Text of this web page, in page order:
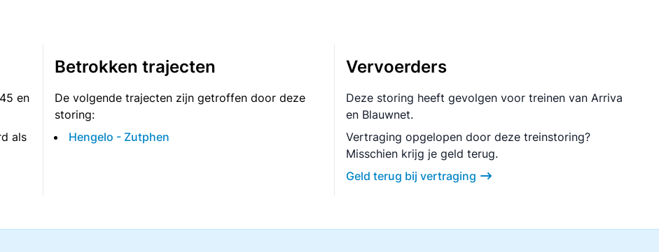
en
als
Betrokken trajecten
De volgende trajecten zijn getroffen door deze
storing:
Hengelo - Zutphen
Vervoerders
Deze storing heeft gevolgen voor treinen van Arriva
en Blauwnet.
Vertraging opgelopen door deze treinstoring?
Misschien krijg je geld terug.
Geld terug bij vertraging